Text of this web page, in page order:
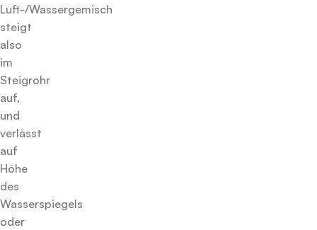
Luft-/Wassergemisch
steigt
also
im
Steigrohr
auf,
und
verlässt
auf
Höhe
des
Wasserspiegels
oder